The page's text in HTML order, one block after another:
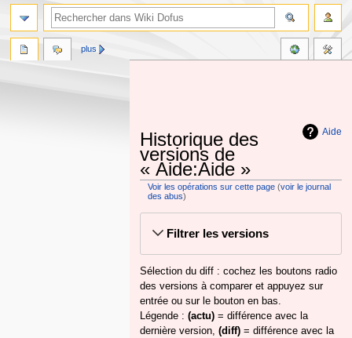
Aide
Historique des
versions de
« Aide:Aide »
Voir les opérations sur cette page (voir le journal
des abus)
Filtrer les versions
Sélection du diff : cochez les boutons radio
des versions à comparer et appuyez sur
entrée ou sur le bouton en bas.
Légende : (actu)= différence avec la
dernière version, (diff)= différence avec la
plus